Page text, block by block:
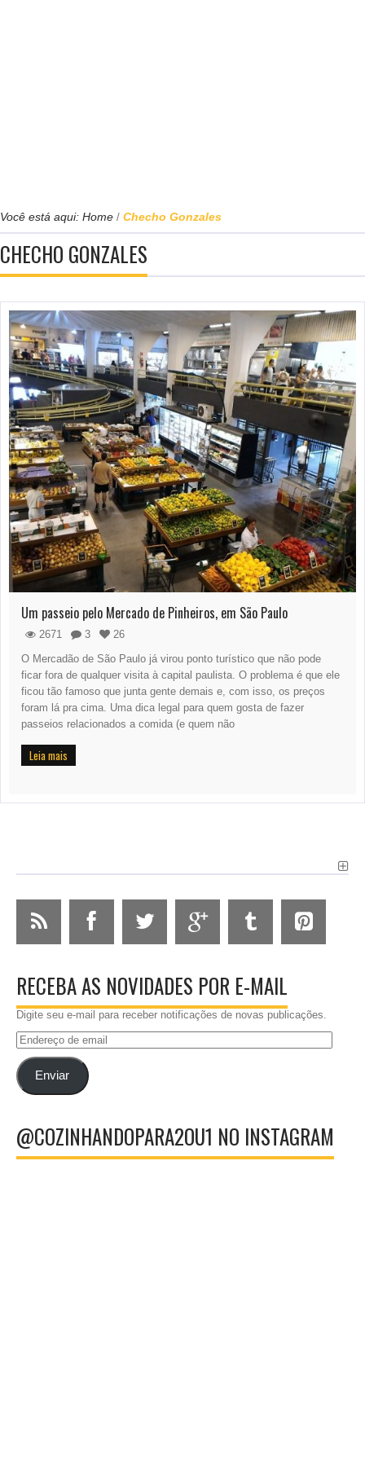
Você está aqui: Home / Checho Gonzales
CHECHO GONZALES
Um passeio pelo Mercado de Pinheiros, em São Paulo
2671 3
26
O Mercadão de São Paulo já virou ponto turístico que não pode
ficar fora de qualquer visita à capital paulista. O problema é que ele
ficou tão famoso que junta gente demais e, com isso, os preços
foram lá pra cima. Uma dica legal para quem gosta de fazer
passeios relacionados a comida (e quem não
Leia mais
RECEBA AS NOVIDADES POR E-MAIL
Digite seu e-mail para receber notificações de novas publicações.
Endereço
emailEnviar
@COZINHANDOPARA2OU1 NO INSTAGRAM